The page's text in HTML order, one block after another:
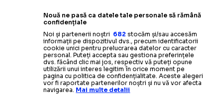
Nouă ne pasă ca datele tale personale să rămână
confidențiale
Noi și partenerii noștri 682 stocăm și/sau accesăm
informații pe dispozitivul dvs., precum identificatorii
cookie unici pentru prelucrarea datelor cu caracter
personal. Puteți accepta sau gestiona preferințele
dvs. făcând clic mai jos, respectiv vă puteți opune
utilizării unui interes legitim în orice moment pe
pagina cu politica de confidențialitate. Aceste alegeri
vor fi raportate partenerilor noștri și nu vă vor afecta
navigarea. Mai multe detalii